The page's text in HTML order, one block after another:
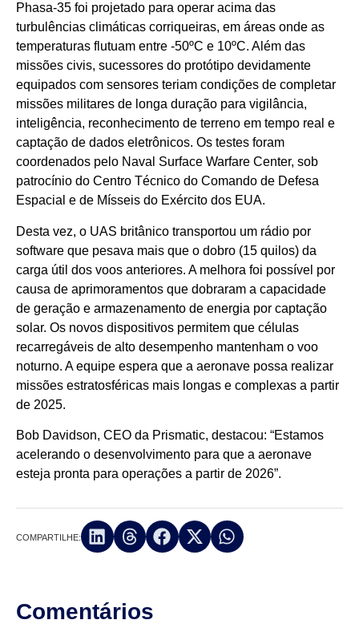
Phasa-35 foi projetado para operar acima das
turbulências climáticas corriqueiras, em áreas onde as
temperaturas flutuam entre -50ºC e 10ºC. Além das
missões civis, sucessores do protótipo devidamente
equipados com sensores teriam condições de completar
missões militares de longa duração para vigilância,
inteligência, reconhecimento de terreno em tempo real e
captação de dados eletrônicos. Os testes foram
coordenados pelo Naval Surface Warfare Center, sob
patrocínio do Centro Técnico do Comando de Defesa
Espacial e de Mísseis do Exército dos EUA.
Desta vez, o UAS britânico transportou um rádio por
software que pesava mais que o dobro (15 quilos) da
carga útil dos voos anteriores. A melhora foi possível por
causa de aprimoramentos que dobraram a capacidade
de geração e armazenamento de energia por captação
solar. Os novos dispositivos permitem que células
recarregáveis de alto desempenho mantenham o voo
noturno. A equipe espera que a aeronave possa realizar
missões estratosféricas mais longas e complexas a partir
de 2025.
Bob Davidson, CEO da Prismatic, destacou: “Estamos
acelerando o desenvolvimento para que a aeronave
esteja pronta para operações a partir de 2026”.
COMPARTILHE:
Comentários